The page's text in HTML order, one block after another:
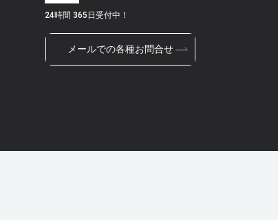
24時間 365日受付中！
メールでの各種お問合せ